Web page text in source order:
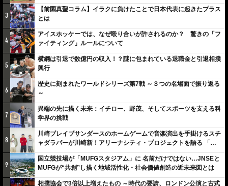
3
【前園真聖コラム】イラクに負けたことで日本代表に起きたプラス
とは
4
アイスホッケーでは、なぜ殴り合いが許されるのか？ 驚きの「フ
ァイティング」ルールについて
5
横綱は引退で数億円の収入！？謎に包まれている退職金と引退相撲
興行
6
歴史に刻まれたワールドシリーズ第7戦 ～３つの名場面で振り返る
～
7
異端の先に描く未来：イチロー、野茂、そしてスポーツを支える科
学界の挑戦
8
川崎ブレイブサンダースのホームゲームで音楽演出を手掛けるスチ
ャダラパーが川崎新！アリーナシティ・プロジェクトを語る 「楽
しみでしかないでしょ。川崎は、ずっと成長曲線だから」
9
国立競技場が「MUFGスタジアム」に 名前だけではない…JNSEと
MUFGが“共創”し描く地域活性化・社会価値創造の近未来図とは
相撲協会で3倍以上増えたもの ～時代の要請、ロンドン公演と古式